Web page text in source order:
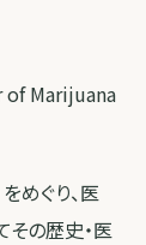
Marijuana
めぐり、医
その歴史・医